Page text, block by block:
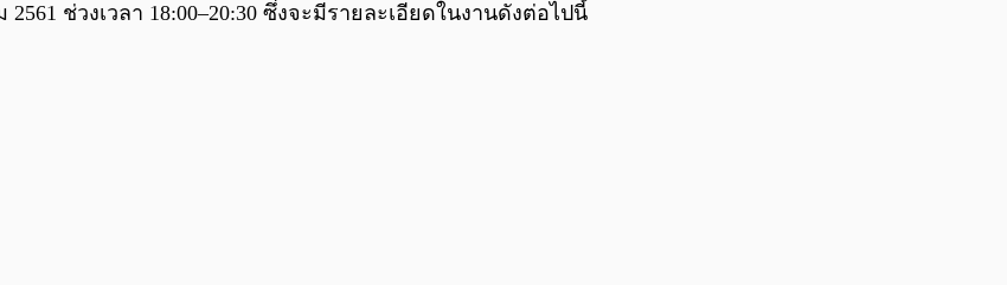
ช่วงเวลา 18:00–20:30 ซึ่งจะมีรายละเอียดในงานดังต่อไปนี้